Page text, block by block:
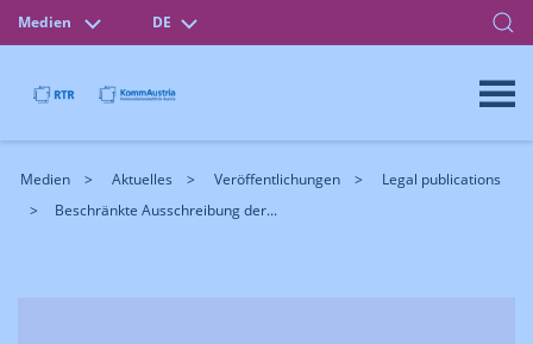
Medien DE
Medien Aktuelles Veröffentlichungen
Legal publications
Beschränkte Ausschreibung der...